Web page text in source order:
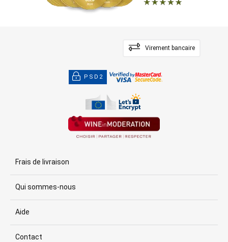
Virement bancaire
PSD2
Frais de livraison
Qui sommes-nous
Aide
Contact